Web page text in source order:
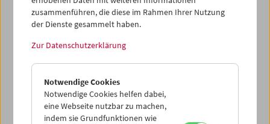
zusammenführen, die diese im Rahmen Ihrer Nutzung
der Dienste gesammelt haben.
Zur Datenschutzerklärung
Notwendige Cookies
Notwendige Cookies helfen dabei,
eine Webseite nutzbar zu machen,
indem sie Grundfunktionen wie